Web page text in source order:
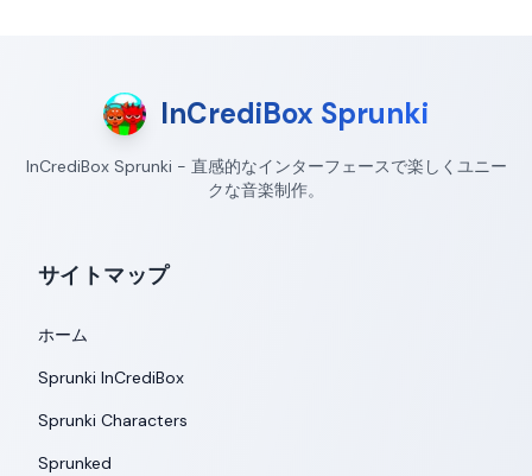
InCrediBox Sprunki
InCrediBox Sprunki - 直感的なインターフェースで楽しくユニー
クな音楽制作。
サイトマップ
ホーム
Sprunki InCrediBox
Sprunki Characters
Sprunked